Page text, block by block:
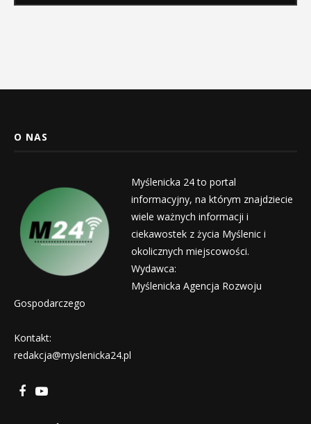
O NAS
Myślenicka 24 to portal
informacyjny, na którym znajdziecie
wiele ważnych informacji i
ciekawostek z życia Myślenic i
okolicznych miejscowości.
Wydawca:
Myślenicka Agencja Rozwoju
Gospodarczego
Kontakt:
redakcja@myslenicka24.pl